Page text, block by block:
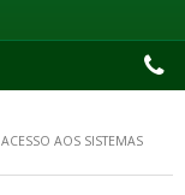
ACESSO AOS SISTEMAS